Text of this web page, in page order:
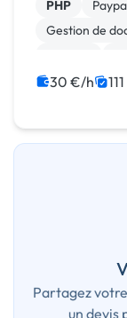
PHP
Gestion de
30 €/h
Partagez
un devis